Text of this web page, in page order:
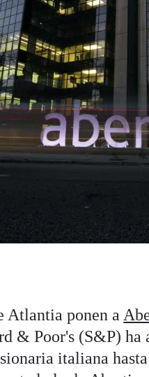
Atlantia ponen a
& Poor's (S&P) ha
italiana